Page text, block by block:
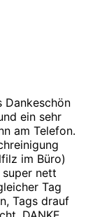
Dankeschön
ein sehr
am Telefon.
im Büro)
nett
Tag
Tags drauf